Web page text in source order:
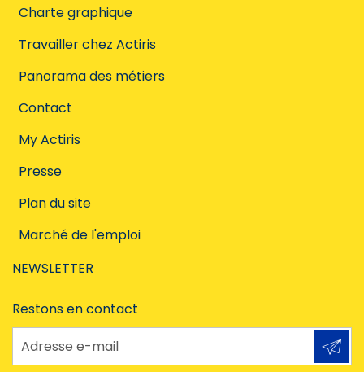
Charte graphique
Travailler chez Actiris
Panorama des métiers
Contact
My Actiris
Presse
Plan du site
Marché de l'emploi
NEWSLETTER
Restons en contact
Adresse e-mail